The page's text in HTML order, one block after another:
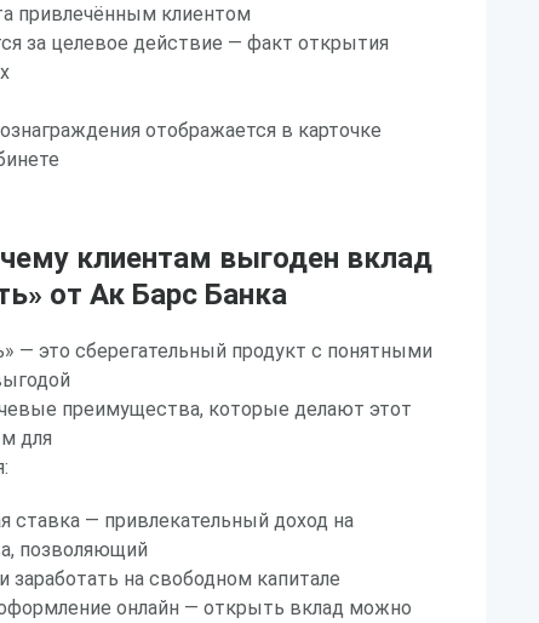
привлечённым клиентом
за целевое действие — факт открытия
отображается в карточке
клиентам выгоден вклад
от Ак Барс Банка
— это сберегательный продукт с понятными
преимущества, которые делают этот
для
ставка — привлекательный доход на
позволяющий
заработать на свободном капитале
онлайн — открыть вклад можно